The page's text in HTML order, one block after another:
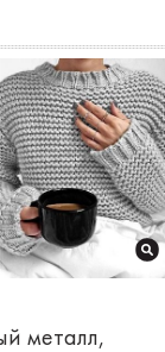
металл,